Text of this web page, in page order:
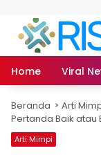
Home Viral
Beranda Arti
Pertanda Baik atau
Arti Mimpi